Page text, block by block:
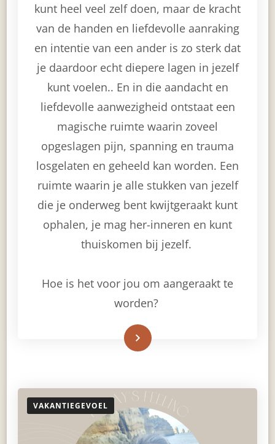
kunt heel veel zelf doen, maar de kracht
van de handen en liefdevolle aanraking
en intentie van een ander is zo sterk dat
je daardoor echt diepere lagen in jezelf
kunt voelen.. En in die aandacht en
liefdevolle aanwezigheid ontstaat een
magische ruimte waarin zoveel
opgeslagen pijn, spanning en trauma
losgelaten en geheeld kan worden. Een
ruimte waarin je alle stukken van jezelf
die je onderweg bent kwijtgeraakt kunt
ophalen, je mag her-inneren en kunt
thuiskomen bij jezelf.
Hoe is het voor jou om aangeraakt te
worden?
Read More
VAKANTIEGEVOEL